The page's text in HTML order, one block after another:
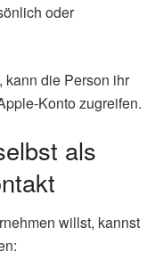
oder
die Person ihr
Konto zugreifen.
als
willst, kannst